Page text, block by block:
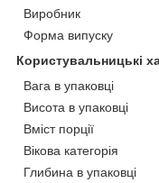
Виробник
Форма випуску
Користувальницькі
Вага в упаковці
Висота в упаковці
Вміст порції
Вікова категорія
Глибина в упаковці